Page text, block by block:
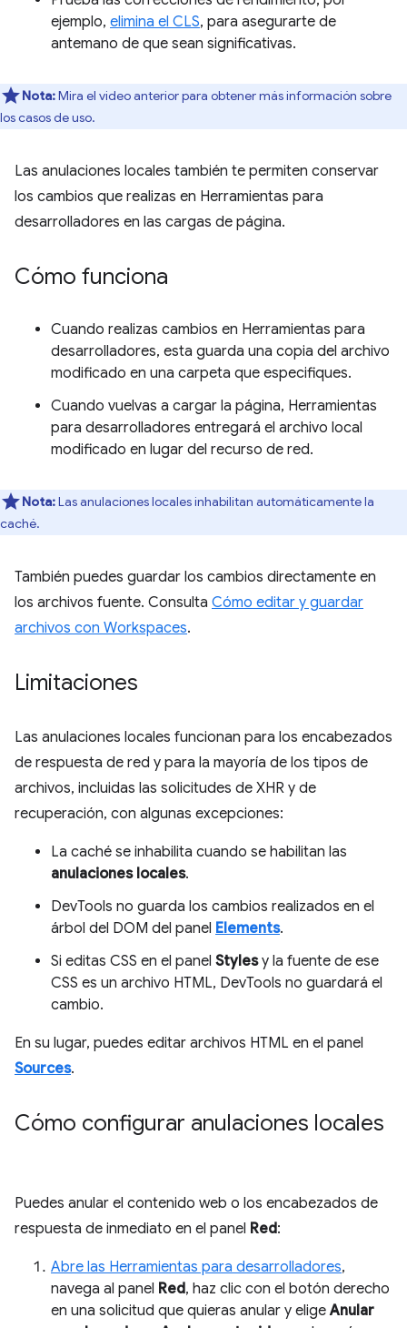
ejemplo, elimina el CLS, para asegurarte de
antemano de que sean significativas.
Nota:Mira el video anterior para obtener más información sobre
los casos de uso.
Las anulaciones locales también te permiten conservar
los cambios que realizas en Herramientas para
desarrolladores en las cargas de página.
Cómo funciona
Cuando realizas cambios en Herramientas para
desarrolladores, esta guarda una copia del archivo
modificado en una carpeta que especifiques.
Cuando vuelvas a cargar la página, Herramientas
para desarrolladores entregará el archivo local
modificado en lugar del recurso de red.
Nota:Las anulaciones locales inhabilitan automáticamente la
caché.
También puedes guardar los cambios directamente en
los archivos fuente. Consulta Cómo editar y guardar
archivos con Workspaces.
Limitaciones
Las anulaciones locales funcionan para los encabezados
de respuesta de red y para la mayoría de los tipos de
archivos, incluidas las solicitudes de XHR y de
recuperación, con algunas excepciones:
La caché se inhabilita cuando se habilitan las
anulaciones locales.
DevTools no guarda los cambios realizados en el
árbol del DOM del panel Elements.
Si editas CSS en el panel Stylesy la fuente de ese
CSS es un archivo HTML, DevTools no guardará el
cambio.
En su lugar, puedes editar archivos HTML en el panel
Sources.
Cómo configurar anulaciones locales
Puedes anular el contenido web o los encabezados de
respuesta de inmediato en el panel Red:
Abre las Herramientas para desarrolladores,
navega al panel Red, haz clic con el botón derecho
en una solicitud que quieras anular y eligeAnular